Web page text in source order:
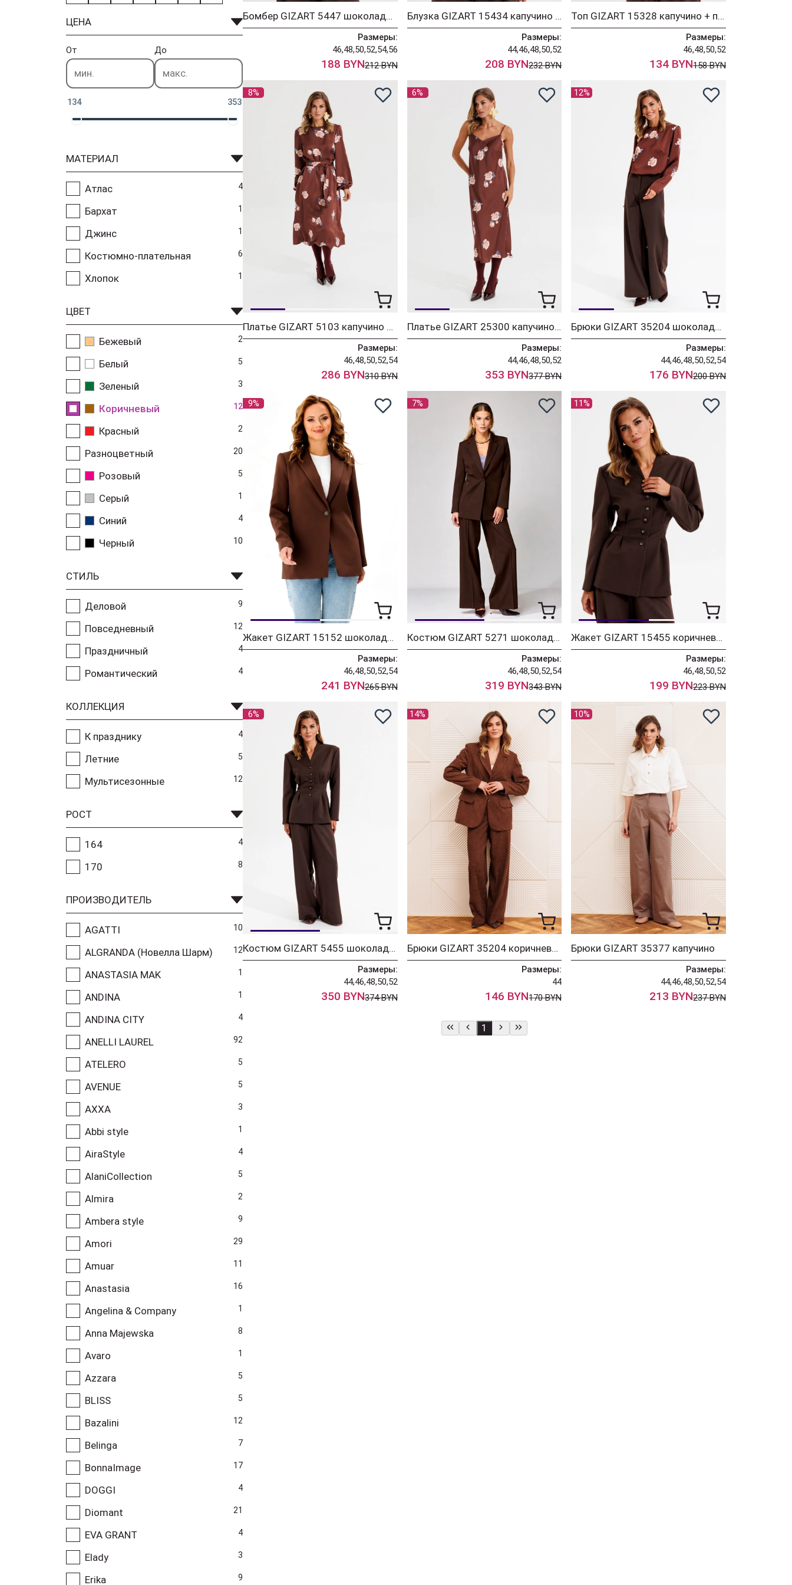
ЦЕНА
От До
134 353
МАТЕРИАЛ
Атлас 4
Бархат 1
Джинс 1
Костюмно-плательная 6
Хлопок 1
ЦВЕТ
Бежевый 2
Белый 5
Зеленый 3
Коричневый 12
Красный 2
Разноцветный 20
Розовый 5
Серый 1
Синий 4
Черный 10
СТИЛЬ
Деловой 9
Повседневный 12
Праздничный 4
Романтический 4
КОЛЛЕКЦИЯ
К празднику 4
Летние 5
Мультисезонные 12
РОСТ
164 4
170 8
ПРОИЗВОДИТЕЛЬ
AGATTI 10
ALGRANDA (Новелла Шарм) 12
ANASTASIA MAK 1
ANDINA 1
ANDINA CITY 4
ANELLI LAUREL 92
ATELERO 5
AVENUE 5
AXXA 3
Abbi style 1
AiraStyle 4
AlaniCollection 5
Almira 2
Ambera style 9
Amori 29
Amuar 11
Anastasia 16
Angelina & Company 1
Anna Majewska 8
Avaro 1
Azzara 5
BLISS 5
Bazalini 12
Belinga 7
BonnaImage 17
DOGGI 4
Diomant 21
EVA GRANT 4
Elady 3
Erika 9
Бомбер GIZART 5447 шоколадный
Размеры:
46,48,50,52,54,56
188 BYN212 BYN
Блузка GIZART 15434 капучино + принт цветы
Размеры:
44,46,48,50,52
208 BYN232 BYN
Топ GIZART 15328 капучино + принт цветы
Размеры:
46,48,50,52
134 BYN158 BYN
8%
Платье GIZART 5103 капучино + принт цветы
Размеры:
46,48,50,52,54
286 BYN310 BYN
6%
Платье GIZART 25300 капучино + принт цветы
Размеры:
44,46,48,50,52
353 BYN377 BYN
12%
Брюки GIZART 35204 шоколадный
Размеры:
44,46,48,50,52,54
176 BYN200 BYN
9%
Жакет GIZART 15152 шоколадный
Размеры:
46,48,50,52,54
241 BYN265 BYN
7%
Костюм GIZART 5271 шоколадный
Размеры:
46,48,50,52,54
319 BYN343 BYN
11%
Жакет GIZART 15455 коричневый
Размеры:
46,48,50,52
199 BYN223 BYN
6%
Костюм GIZART 5455 шоколадный
Размеры:
44,46,48,50,52
350 BYN374 BYN
14%
Брюки GIZART 35204 коричневый
Размеры:
44
146 BYN170 BYN
10%
Брюки GIZART 35377 капучино
Размеры:
44,46,48,50,52,54
213 BYN237 BYN
1